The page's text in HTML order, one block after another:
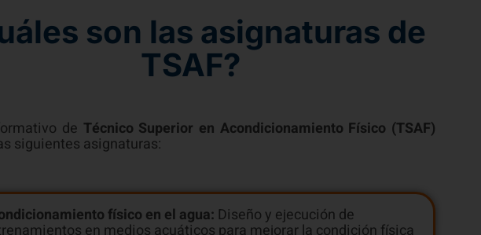
son las asignaturas de
TSAF?
de Técnico Superior en Acondicionamiento Físico (TSAF)
siguientes asignaturas:
físico en el agua: Diseño y ejecución de
en medios acuáticos para mejorar la condición física